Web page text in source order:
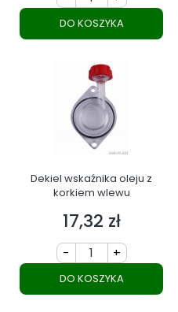
DO KOSZYKA
Dekiel wskaźnika oleju z
korkiem wlewu
Cena
17,32 zł
- +
DO KOSZYKA